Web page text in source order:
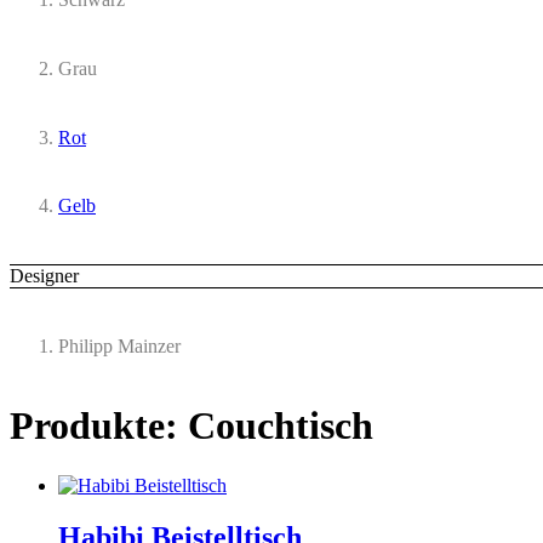
Grau
Rot
Gelb
Designer
Philipp Mainzer
Produkte: Couchtisch
Habibi Beistelltisch